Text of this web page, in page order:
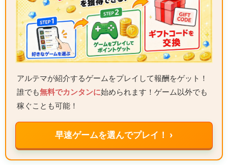
アルテマが紹介するゲームをプレイして報酬をゲット！
誰でも無料でカンタンに始められます！ゲーム以外でも
稼ぐことも可能！
早速ゲームを選んでプレイ！ ›